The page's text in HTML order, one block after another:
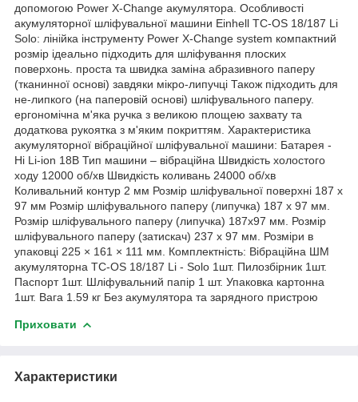
допомогою Power X-Change акумулятора. Особливості
акумуляторної шліфувальної машини Einhell TC-OS 18/187 Li
Solo: лінійка інструменту Power X-Change system компактний
розмір ідеально підходить для шліфування плоских
поверхонь. проста та швидка заміна абразивного паперу
(тканинної основі) завдяки мікро-липучці Також підходить для
не-липкого (на паперовій основі) шліфувального паперу.
ергономічна м'яка ручка з великою площею захвату та
додаткова рукоятка з м'яким покриттям. Характеристика
акумуляторної вібраційної шліфувальної машини: Батарея -
Ні Li-ion 18В Тип машини – вібраційна Швидкість холостого
ходу 12000 об/хв Швидкість коливань 24000 об/хв
Коливальний контур 2 мм Розмір шліфувальної поверхні 187 х
97 мм Розмір шліфувального паперу (липучка) 187 х 97 мм.
Розмір шліфувального паперу (липучка) 187х97 мм. Розмір
шліфувального паперу (затискач) 237 х 97 мм. Розміри в
упаковці 225 × 161 × 111 мм. Комплектність: Вібраційна ШМ
акумуляторна TC-OS 18/187 Li - Solo 1шт. Пилозбірник 1шт.
Паспорт 1шт. Шліфувальний папір 1 шт. Упаковка картонна
1шт. Вага 1.59 кг Без акумулятора та зарядного пристрою
Приховати
Характеристики